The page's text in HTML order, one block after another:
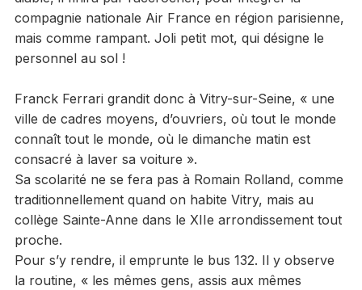
compagnie nationale Air France en région parisienne,
mais comme rampant. Joli petit mot, qui désigne le
personnel au sol !
Franck Ferrari grandit donc à Vitry-sur-Seine, « une
ville de cadres moyens, d’ouvriers, où tout le monde
connaît tout le monde, où le dimanche matin est
consacré à laver sa voiture ».
Sa scolarité ne se fera pas à Romain Rolland, comme
traditionnellement quand on habite Vitry, mais au
collège Sainte-Anne dans le XIIe arrondissement tout
proche.
Pour s’y rendre, il emprunte le bus 132. Il y observe
la routine, « les mêmes gens, assis aux mêmes